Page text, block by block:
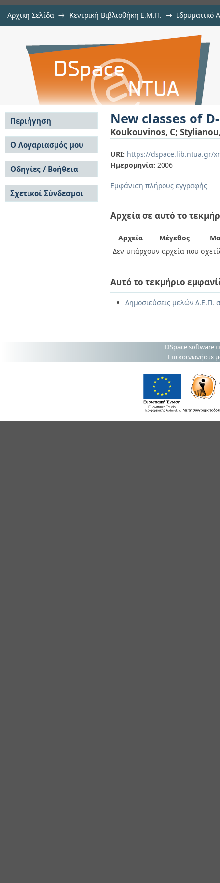
Αρχική Σελίδα → Κεντρική Βιβλιοθήκη Ε.Μ.Π. → Ιδρυματικό
New classes of D-optimal edge
New classes of
Koukouvinos, C;
URI: https://dspace.lib.ntua.gr/
Ημερομηνία: 2006
Εμφάνιση πλήρους εγγραφής
Αρχεία σε αυτό το
Αρχεία Μέγεθος
Δεν υπάρχουν αρχεία που
Αυτό το τεκμήριο
Δημοσιεύσεις μελών Δ.Ε.Π.
Περιήγηση
Σε όλο το DSpace
Κοινότητες & Συλλογές
Ανά Ημερομηνία
Έκδοσης
Συγγραφείς
Τίτλοι
Θέματα
Ο Λογαριασμός μου
Σύνδεση
Εγγραφή
Οδηγίες / Βοήθεια
Οδηγίες Υποβολής
Οδηγίες Χρήσης ΙΑ
Συχνές Ερωτήσεις
Σχετικοί Σύνδεσμοι
DSpace software
Επικοινωνήστε